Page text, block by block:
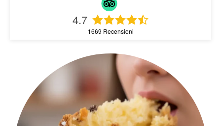
4.7
1669 Recensioni